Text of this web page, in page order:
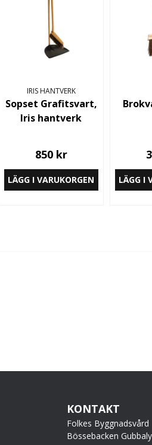
IRIS HANTVERK
Sopset Grafitsvart,
Iris hantverk
850 kr
LÄGG I VARUKORGEN LÄGG I
KONTAKT
Folkes Byggnadsvård
Bössebacken